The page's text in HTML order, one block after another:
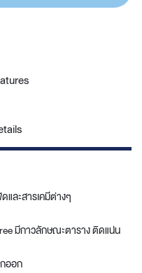
ละสารเคมีต่างๆ
มีกาวลักษณะตาราง ติดแน่น
ออก